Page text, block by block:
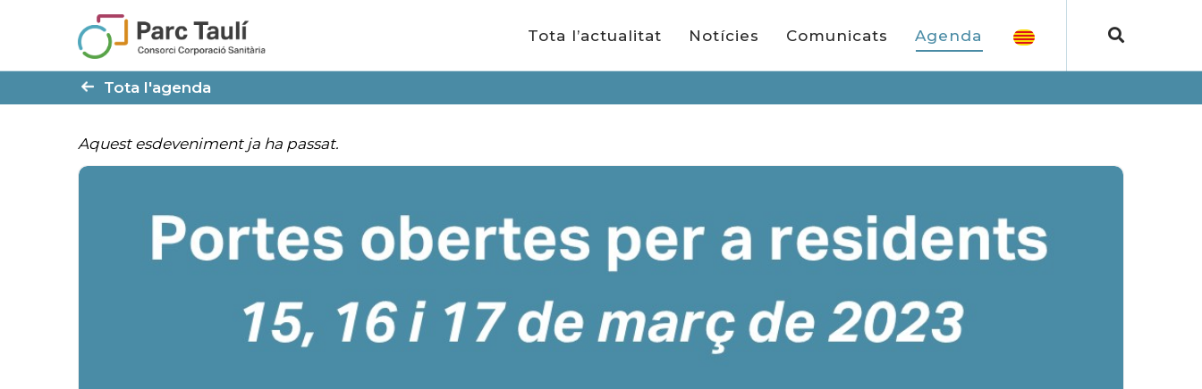
navigation
Tota l’actualitat Notícies Comunicats Agenda
Tota l'agenda
Aquest esdeveniment ja ha passat.